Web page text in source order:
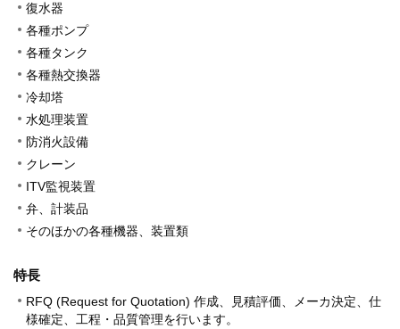
復水器
各種ポンプ
各種タンク
各種熱交換器
冷却塔
水処理装置
防消火設備
クレーン
ITV監視装置
弁、計装品
そのほかの各種機器、装置類
特長
RFQ (Request for Quotation) 作成、見積評価、メーカ決定、仕
様確定、工程・品質管理を行います。